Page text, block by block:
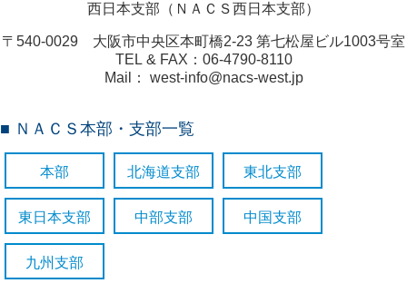
西日本支部（ＮＡＣＳ西日本支部）
〒540-0029 大阪市中央区本町橋2-23 第七松屋ビル1003号室
TEL & FAX：06-4790-8110
Mail： west-info@nacs-west.jp
■ ＮＡＣＳ本部・支部一覧
本部 北海道支部 東北支部
東日本支部 中部支部 中国支部
九州支部